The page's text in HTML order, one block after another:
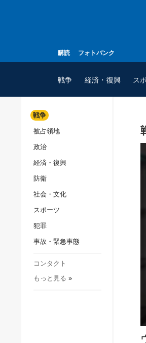
購読 フォトバンク
戦争 経済・復興 ス
スポーツ
戦争
被占領地
政治
経済・復興
防衛
社会・文化
スポーツ
犯罪
事故・緊急事態
コンタクト
もっと見る »